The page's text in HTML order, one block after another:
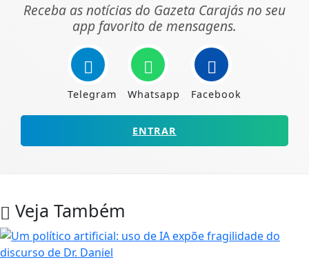
Receba as notícias do Gazeta Carajás no seu
app favorito de mensagens.
Telegram Whatsapp Facebook
ENTRAR
Veja Também